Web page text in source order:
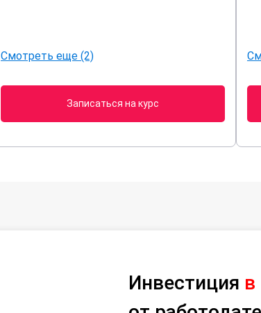
Смотреть еще (2)
Записаться на курс
Инвестиция в